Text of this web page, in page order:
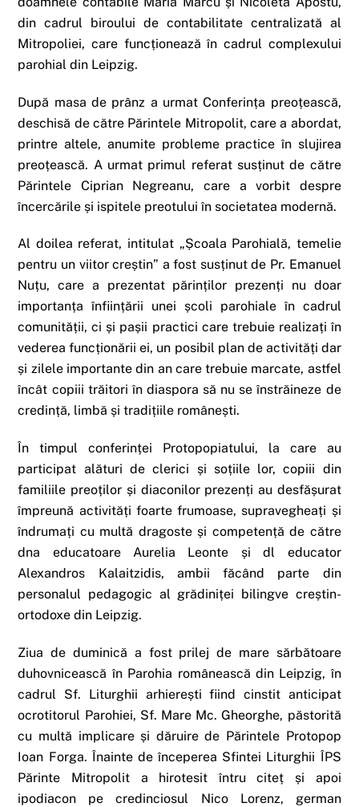
din cadrul biroului de contabilitate centralizată al
Mitropoliei, care funcționează în cadrul complexului
parohial din Leipzig.
După masa de prânz a urmat Conferința preoțească,
deschisă de către Părintele Mitropolit, care a abordat,
printre altele, anumite probleme practice în slujirea
preoțească. A urmat primul referat susținut de către
Părintele Ciprian Negreanu, care a vorbit despre
încercările și ispitele preotului în societatea modernă.
Al doilea referat, intitulat „Școala Parohială, temelie
pentru un viitor creștin” a fost susținut de Pr. Emanuel
Nuțu, care a prezentat părinților prezenți nu doar
importanța înființării unei școli parohiale în cadrul
comunității, ci și pașii practici care trebuie realizați în
vederea funcționării ei, un posibil plan de activități dar
și zilele importante din an care trebuie marcate, astfel
încât copiii trăitori în diaspora să nu se înstrăineze de
credință, limbă și tradițiile românești.
În timpul conferinței Protopopiatului, la care au
participat alături de clerici și soțiile lor, copiii din
familiile preoților și diaconilor prezenți au desfășurat
împreună activități foarte frumoase, supravegheați și
îndrumați cu multă dragoste și competență de către
dna educatoare Aurelia Leonte și dl educator
Alexandros Kalaitzidis, ambii făcând parte din
personalul pedagogic al grădiniței bilingve creștin-
ortodoxe din Leipzig.
Ziua de duminică a fost prilej de mare sărbătoare
duhovnicească în Parohia românească din Leipzig, în
cadrul Sf. Liturghii arhierești fiind cinstit anticipat
ocrotitorul Parohiei, Sf. Mare Mc. Gheorghe, păstorită
cu multă implicare și dăruire de Părintele Protopop
Ioan Forga. Înainte de începerea Sfintei Liturghii ÎPS
Părinte Mitropolit a hirotesit întru citeț și apoi
ipodiacon pe credinciosul Nico Lorenz, german